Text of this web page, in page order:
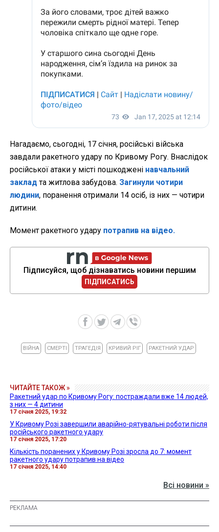
Нагадаємо, сьогодні, 17 січня, російські війська
завдали ракетного удару по Кривому Рогу. Внаслідок
російської атаки у місті пошкоджені навчальний
закладта житлова забудова. Загинули чотири
людини, поранення отримали 14 осіб, із них — чотири
дитини.
Момент ракетного удару потрапив на відео.
Підписуйся, щоб дізнаватись новини першим
ПІДПИСАТИСЬ
ВІЙНА СМЕРТІ ТРАГЕДІЯ КРИВИЙ РІГ РАКЕТНИЙ УДАР
ЧИТАЙТЕ ТАКОЖ »
Ракетний удар по Кривому Рогу: постраждали вже 14 людей,
з них — 4 дитини
17 січня 2025, 19:32
У Кривому Розі завершили аварійно-рятувальні роботи після
російського ракетного удару
17 січня 2025, 17:20
Кількість поранених у Кривому Розі зросла до 7: момент
ракетного удару потрапив на відео
17 січня 2025, 14:40
Всі новини »